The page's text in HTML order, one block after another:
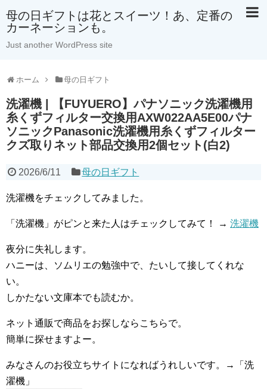
母の日ギフトは花とスイーツ！あ、定番の
カーネーションも。
Just another WordPress site
ホーム 母の日ギフト
洗濯機 | 【FUYUERO】パナソニック洗濯機用
糸くずフィルター交換用AXW022AA5E00パナ
ソニックPanasonic洗濯機用糸くずフィルター
クズ取りネット部品交換用2個セット(白2)
2026/6/11 母の日ギフト
洗濯機をチェックしてみました。
「洗濯機」がピンと来た人はチェックしてみて！ → 洗濯機
夜分に失礼します。
ハニーは、ソムリエの勉強中で、たいして接してくれな
い。
しかたない文庫本でも読むか。
ネット通販で商品をお探しならこちらで。
簡単に探せますよー。
みなさんのお役立ちサイトになればうれしいです。→「洗
濯機」